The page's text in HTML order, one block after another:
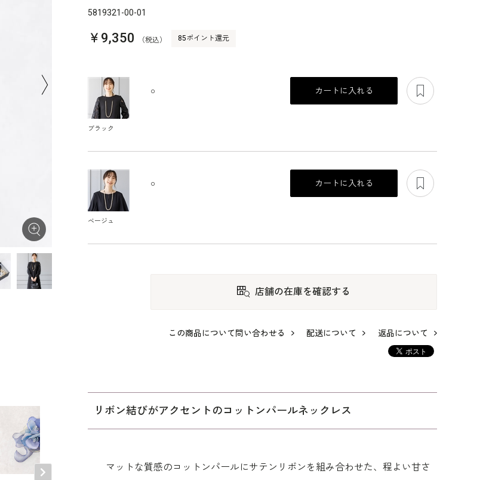
5819321-00-01
￥9,350 （税込） 85ポイント還元
ブラック
○ カートに入れる
ベージュ
○ カートに入れる
店舗の在庫を確認する
この商品について問い合わせる 配送について 返品について
リボン結びがアクセントのコットンパールネックレス
マットな質感のコットンパールにサテンリボンを組み合わせた、程よい甘さ